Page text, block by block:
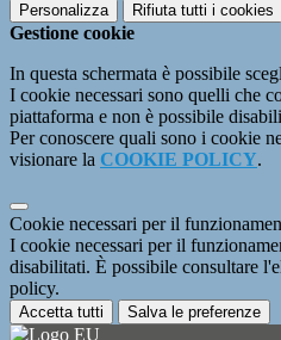
Personalizza Rifiuta tutti i cookies
Gestione cookie
In questa schermata è possibile
I cookie necessari sono quelli che
piattaforma e non è possibile
Per conoscere quali sono i cookie
visionare la COOKIE POLICY.
Cookie necessari per il
I cookie necessari per il
disabilitati. È possibile consultare
policy.
Accetta tutti Salva le preferenze